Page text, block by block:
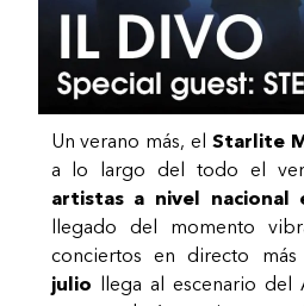
Un verano más, el Starlite
a lo largo del todo el
artistas a nivel nacional
llegado del momento
conciertos en directo
julio llega al escenario del